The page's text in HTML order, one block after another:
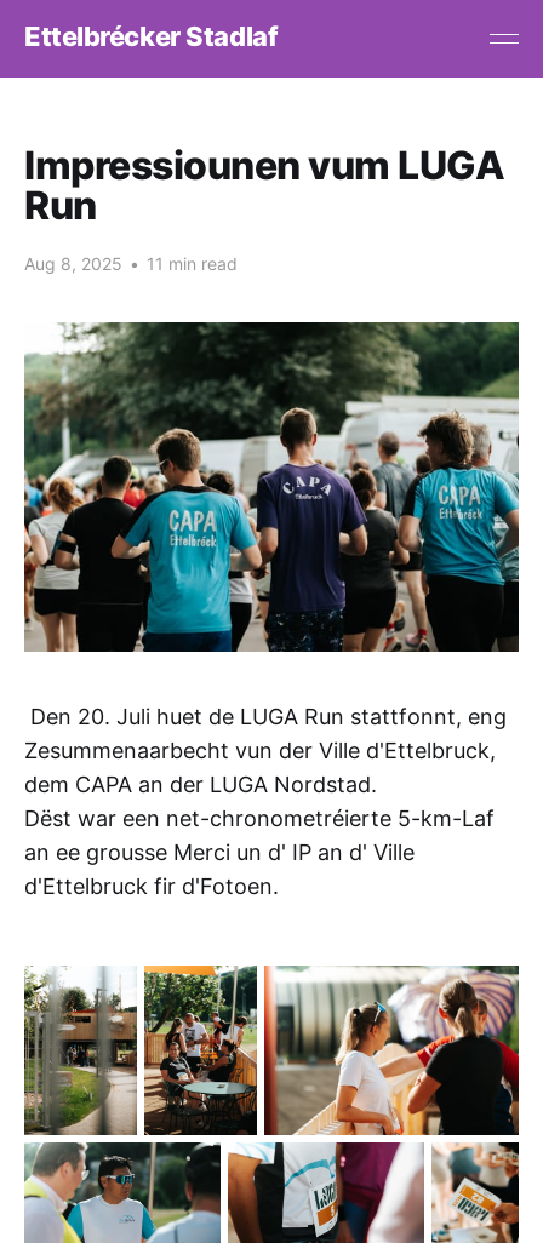
Ettelbrécker Stadlaf
Impressiounen vum LUGA
Run
Aug 8, 2025 • 11 min read
Den 20. Juli huet de LUGA Run stattfonnt, eng
Zesummenaarbecht vun der Ville d'Ettelbruck,
dem CAPA an der LUGA Nordstad.
Dëst war een net-chronometréierte 5-km-Laf
an ee grousse Merci un d' IP an d' Ville
d'Ettelbruck fir d'Fotoen.